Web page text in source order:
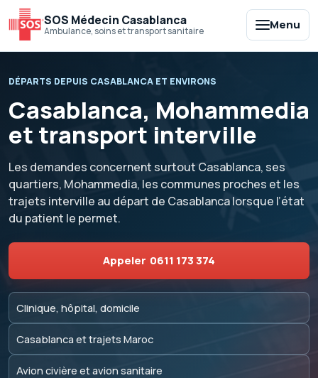
SOS Médecin Casablanca
Ambulance, soins et transport sanitaire Menu
DÉPARTS DEPUIS CASABLANCA ET ENVIRONS
Casablanca, Mohammedia
et transport interville
Les demandes concernent surtout Casablanca, ses
quartiers, Mohammedia, les communes proches et les
trajets interville au départ de Casablanca lorsque l’état
du patient le permet.
Appeler 0611 173 374
Clinique, hôpital, domicile
Casablanca et trajets Maroc
Avion civière et avion sanitaire